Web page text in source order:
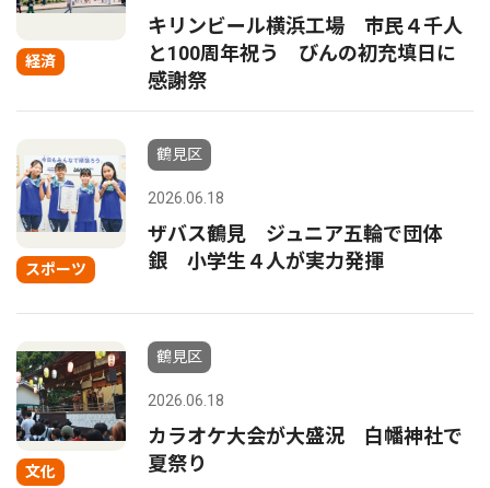
経済
キリンビール横浜工場 市民４千人
と100周年祝う びんの初充填日に
感謝祭
スポーツ
鶴見区
2026.06.18
ザバス鶴見 ジュニア五輪で団体
銀 小学生４人が実力発揮
文化
鶴見区
2026.06.18
カラオケ大会が大盛況 白幡神社で
夏祭り